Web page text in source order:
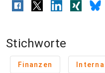
Stichworte
Finanzen